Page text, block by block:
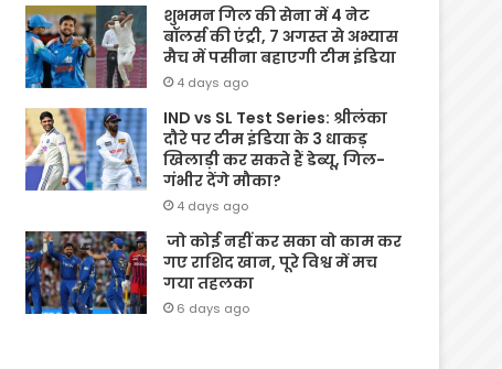
शुभमन गिल की सेना में 4 नेट
बॉलर्स की एंट्री, 7 अगस्त से अभ्यास
मैच में पसीना बहाएगी टीम इंडिया
4 days ago
IND vs SL Test Series: श्रीलंका
दौरे पर टीम इंडिया के 3 धाकड़
खिलाड़ी कर सकते हैं डेब्यू, गिल-
गंभीर देंगे मौका?
4 days ago
जो कोई नहीं कर सका वो काम कर
गए राशिद खान, पूरे विश्व में मच
गया तहलका
6 days ago